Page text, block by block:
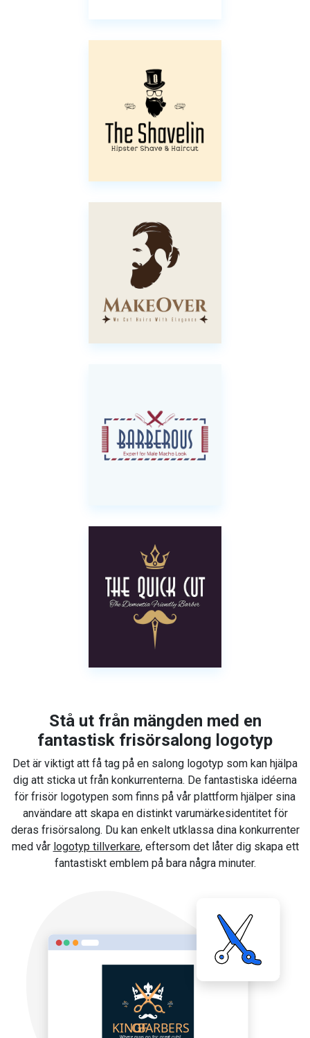
Stå ut från mängden med en
fantastisk frisörsalong logotyp
Det är viktigt att få tag på en salong logotyp som kan hjälpa
dig att sticka ut från konkurrenterna. De fantastiska idéerna
för frisör logotypen som finns på vår plattform hjälper sina
användare att skapa en distinkt varumärkesidentitet för
deras frisörsalong. Du kan enkelt utklassa dina konkurrenter
med vår logotyp tillverkare, eftersom det låter dig skapa ett
fantastiskt emblem på bara några minuter.